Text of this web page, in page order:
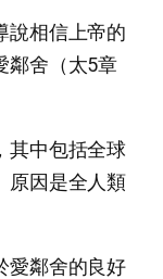
說相信上帝的
鄰舍（太5章
其中包括全球
原因是全人類
愛鄰舍的良好